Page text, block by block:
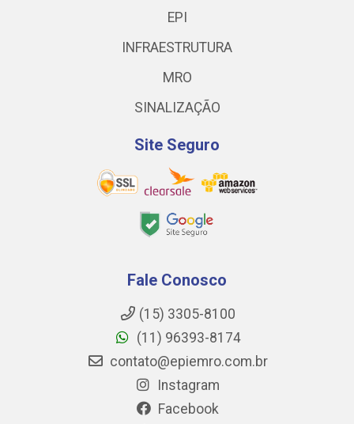
EPI
INFRAESTRUTURA
MRO
SINALIZAÇÃO
Site Seguro
Fale Conosco
(15) 3305-8100
(11) 96393-8174
contato@epiemro.com.br
Instagram
Facebook